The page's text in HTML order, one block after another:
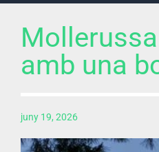
amb una
juny 19, 2026